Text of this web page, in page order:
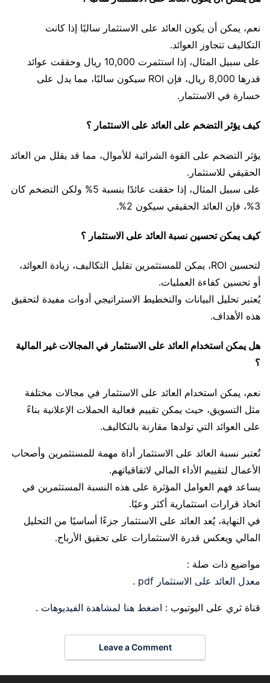
نعم، يمكن أن يكون العائد على الاستثمار سالبًا إذا كانت
التكاليف تتجاوز العوائد.
على سبيل المثال، إذا استثمرت 10,000 ريال وحققت عوائد
قدرها 8,000 ريال، فإن ROI سيكون سالبًا، مما يدل على
خسارة في الاستثمار.
كيف يؤثر التضخم على العائد على الاستثمار ؟
يؤثر التضخم على القوة الشرائية للأموال، مما قد يقلل من العائد
الحقيقي للاستثمار.
على سبيل المثال، إذا حققت عائدًا بنسبة 5% ولكن التضخم كان
3%، فإن العائد الحقيقي سيكون 2%.
كيف يمكن تحسين نسبة العائد على الاستثمار ؟
لتحسين ROI، يمكن للمستثمرين تقليل التكاليف، زيادة العوائد،
أو تحسين كفاءة العمليات.
يُعتبر تحليل البيانات والتخطيط الاستراتيجي أدوات مفيدة لتحقيق
هذه الأهداف.
هل يمكن استخدام العائد على الاستثمار في المجالات غير المالية
؟
نعم، يمكن استخدام العائد على الاستثمار في مجالات مختلفة
مثل التسويق، حيث يمكن تقييم فعالية الحملات الإعلانية بناءً
على العوائد التي تولدها مقارنة بالتكاليف.
تُعتبر نسبة العائد على الاستثمار أداة مهمة للمستثمرين وأصحاب
الأعمال لتقييم الأداء المالي لاتفاقياتهم.
يساعد فهم العوامل المؤثرة على هذه النسبة المستثمرين في
اتخاذ قرارات استثمارية أكثر وعيًا.
في النهاية، يُعد العائد على الاستثمار جزءًا أساسيًا من التحليل
المالي ويعكس قدرة الاستثمارات على تحقيق الأرباح.
مواضيع ذات صلة :
معدل العائد على الاستثمار pdf
.
قناة ثري على اليوتيوب : اضغط هنا لمشاهدة الفيديوهات .
Leave a Comment